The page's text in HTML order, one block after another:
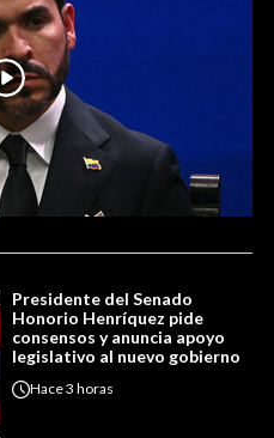
Presidente del Senado
Honorio Henríquez pide
consensos y anuncia apoyo
legislativo al nuevo gobierno
Hace3 horas